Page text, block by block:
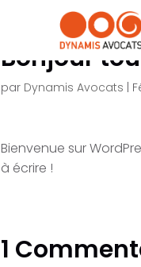
Bonjour
par Dynamis Avocats
Bienvenue sur
à écrire !
1